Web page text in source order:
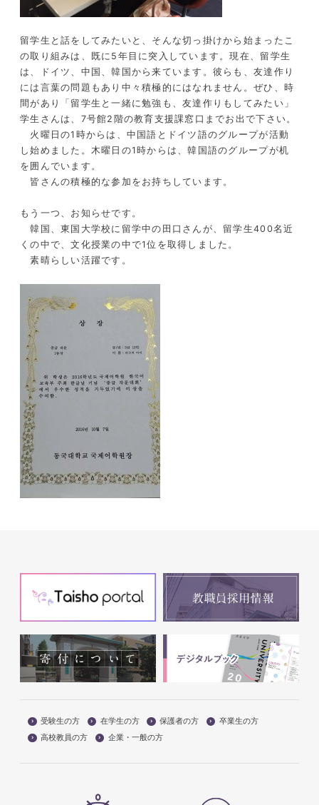
留学生と話をしてみたいと、そんな切っ掛けから始まったこ
の取り組みは、既に5年目に突入しています。現在、留学生
は、ドイツ、中国、韓国から来ています。彼らも、友達作り
には言葉の問題もあり中々積極的にはなれません。ぜひ、時
間があり「留学生と一緒に勉強も、友達作りもしてみたい」
学生さんは、7号館2階の教育支援課窓口までお出で下さい。
火曜日の1時からは、中国語とドイツ語のグループが活動
し始めました。木曜日の1時からは、韓国語のグループが机
を囲んでいます。
皆さんの積極的な参加をお持ちしています。
もう一つ、お知らせです。
韓国、東国大学校に留学中の田口さんが、留学生400名近
くの中で、文化授業の中で1位を取得しました。
素晴らしい活躍です。
受験生の方 在学生の方 保護者の方
卒業生の方
高校教員の方
企業・一般の方